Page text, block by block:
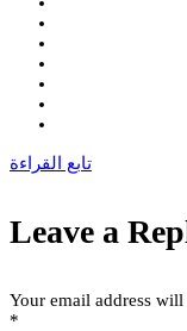
تابع القراءة
Leave a
Your email address
*